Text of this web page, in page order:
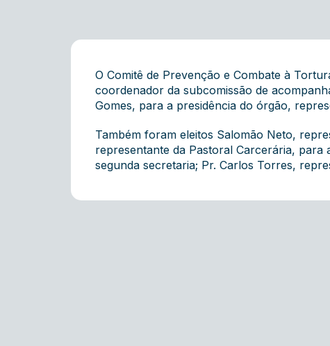
O Comitê de Prevenção e Combate à
coordenador da subcomissão de
Gomes, para a presidência do órgão,
Também foram eleitos Salomão Neto,
representante da Pastoral Carcerária, para
segunda secretaria; Pr. Carlos Torres,